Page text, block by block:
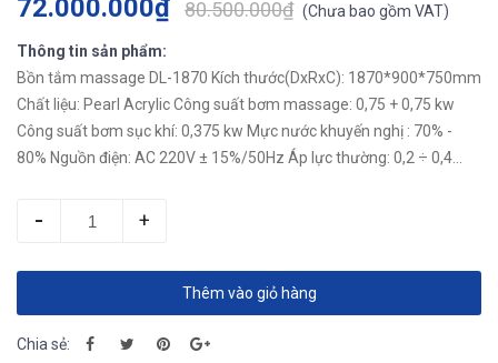
72.000.000₫ 80.500.000₫ (Chưa bao gồm VAT)
Thông tin sản phẩm:
Bồn tắm massage DL-1870 Kích thước(DxRxC): 1870*900*750mm
Chất liệu: Pearl Acrylic Công suất bơm massage: 0,75 + 0,75 kw
Công suất bơm sục khí: 0,375 kw Mực nước khuyến nghị : 70% -
80% Nguồn điện: AC 220V ± 15%/50Hz Áp lực thường: 0,2 ÷ 0,4
- +
Thêm vào giỏ hàng
Chia sẻ: